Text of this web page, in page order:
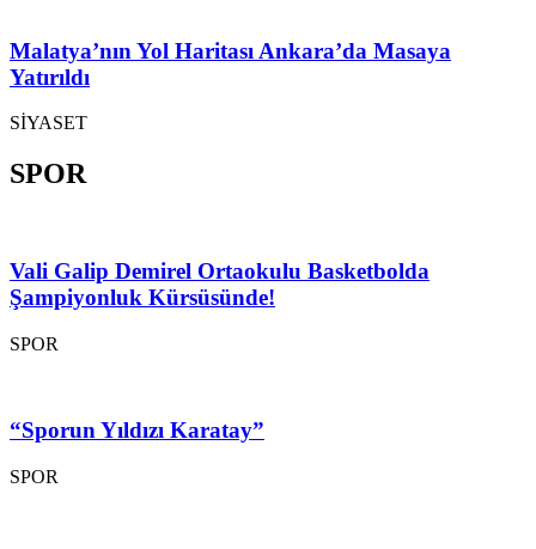
Malatya’nın Yol Haritası Ankara’da Masaya
Yatırıldı
SİYASET
SPOR
Vali Galip Demirel Ortaokulu Basketbolda
Şampiyonluk Kürsüsünde!
SPOR
“Sporun Yıldızı Karatay”
SPOR